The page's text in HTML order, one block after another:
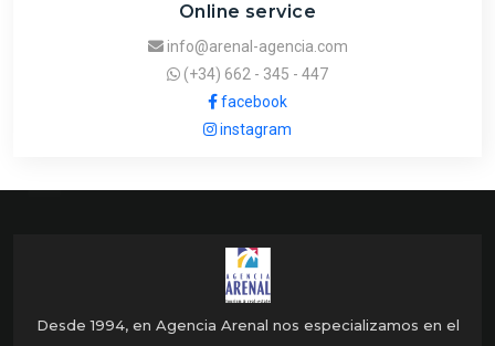
Online service
info@arenal-agencia.com
(+34) 662 - 345 - 447
facebook
instagram
Desde 1994, en Agencia Arenal nos especializamos en el